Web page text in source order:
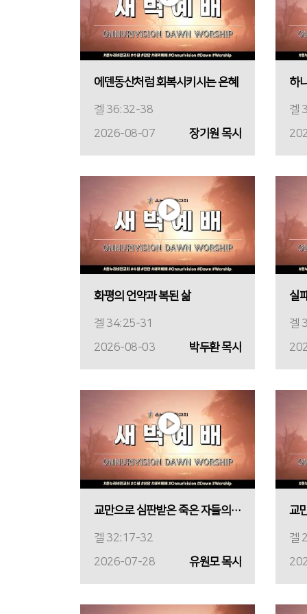
에덴동산처럼 회복시키시는 은혜
겔 36:32-38
2026-08-07
장기원 목사
하
겔
화평의 언약과 복된 삶
겔 34:25-31
2026-08-03
박두환 목사
겔
교만으로 심판받은 죽은 자들의 세계
겔 32:17-32
2026-07-28
유원모 목사
겔